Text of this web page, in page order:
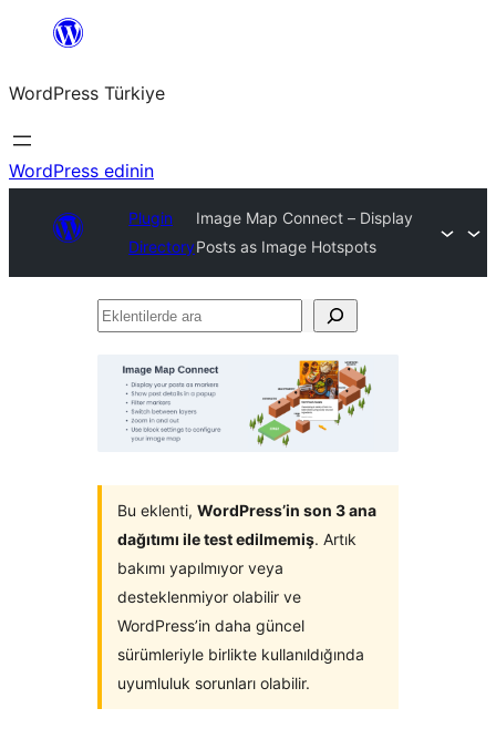
İçeriğe
WordPress Türkiye
WordPress edinin
Plugin
Directory
Image Map Connect – Display
Posts as Image Hotspots
Eklentilerde
Bu eklenti, WordPress’in son 3 ana
dağıtımı ile test edilmemiş. Artık
bakımı yapılmıyor veya
desteklenmiyor olabilir ve
WordPress’in daha güncel
sürümleriyle birlikte kullanıldığında
uyumluluk sorunları olabilir.